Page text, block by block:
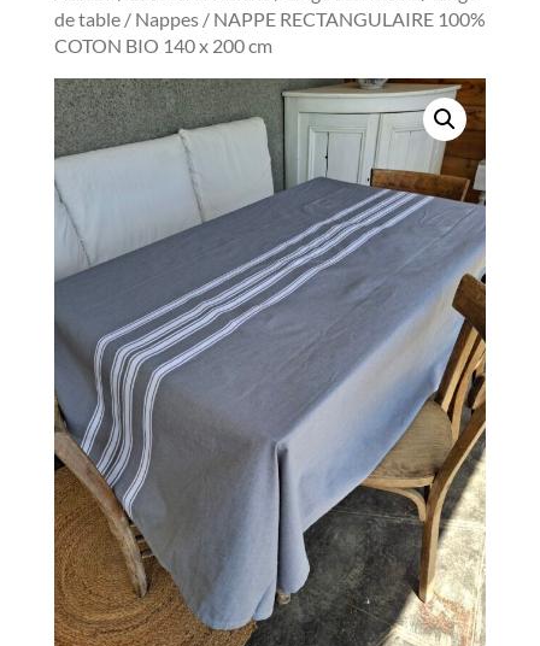
de table/ Nappes/ NAPPE RECTANGULAIRE 100%
COTON BIO 140 x 200 cm